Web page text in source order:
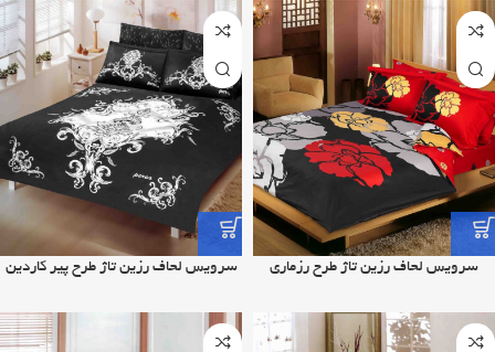
سرویس لحاف رزین تاژ طرح رزماری سرویس لحاف رزین تاژ طرح پیر کاردین